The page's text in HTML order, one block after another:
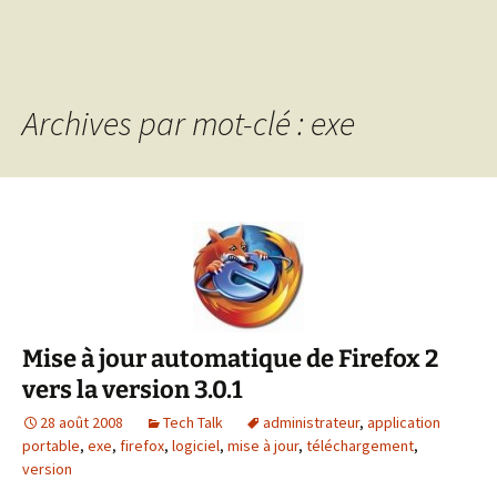
Archives par mot-clé : exe
Mise à jour automatique de Firefox 2
vers la version 3.0.1
28 août 2008 Tech Talk administrateur, application
portable, exe, firefox, logiciel, mise à jour, téléchargement,
version